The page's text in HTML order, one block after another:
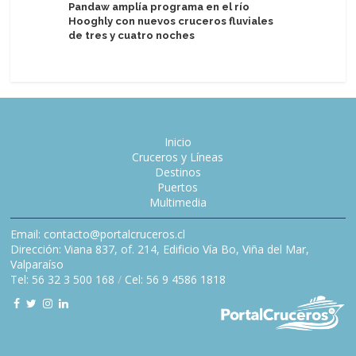
Pandaw amplía programa en el río
Hooghly con nuevos cruceros fluviales
de tres y cuatro noches
Inicio
Cruceros y Líneas
Destinos
Puertos
Multimedia
Email: contacto@portalcruceros.cl
Dirección: Viana 837, of. 214, Edificio Vía Bo, Viña del Mar,
Valparaíso
Tel: 56 32 3 500 168 / Cel: 56 9 4586 1818